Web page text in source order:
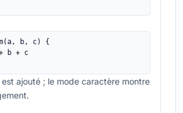
b, c) {
ajouté ; le mode caractère montre